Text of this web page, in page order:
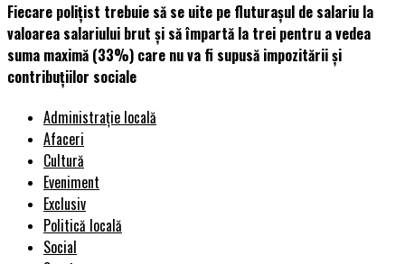
Fiecare polițist trebuie să se uite pe fluturașul de salariu la
valoarea salariului brut și să împartă la trei pentru a vedea
suma maximă (33%) care nu va fi supusă impozitării și
contribuțiilor sociale
Administrație locală
Afaceri
Cultură
Eveniment
Exclusiv
Politică locală
Social